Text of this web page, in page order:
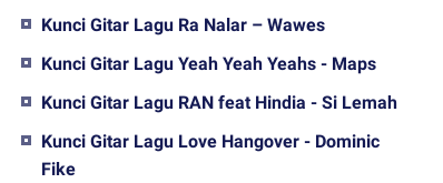
Kunci Gitar Lagu Ra Nalar – Wawes
Kunci Gitar Lagu Yeah Yeah Yeahs - Maps
Kunci Gitar Lagu RAN feat Hindia - Si Lemah
Kunci Gitar Lagu Love Hangover - Dominic
Fike